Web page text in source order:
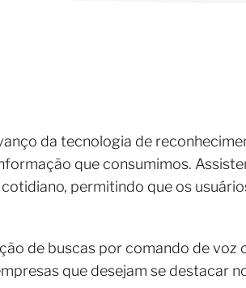
da tecnologia de
que consumimos.
permitindo que os
de buscas por comando de
que desejam se destacar